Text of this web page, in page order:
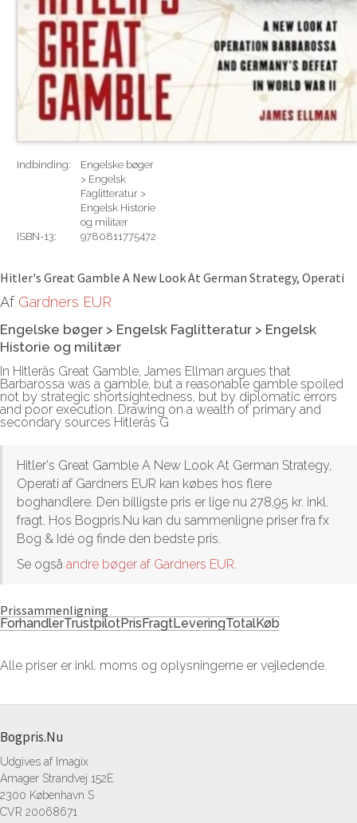
Indbinding:
Engelske bøger
> Engelsk
Faglitteratur >
Engelsk Historie
og militær
ISBN-13:
9780811775472
Hitler's Great Gamble A New Look At German Strategy, Operati
Af Gardners EUR
Engelske bøger > Engelsk Faglitteratur > Engelsk
Historie og militær
In Hitlerâs Great Gamble, James Ellman argues that
Barbarossa was a gamble, but a reasonable gamble spoiled
not by strategic shortsightedness, but by diplomatic errors
and poor execution. Drawing on a wealth of primary and
secondary sources Hitlerâs G
Hitler's Great Gamble A New Look At German Strategy,
Operati af Gardners EUR kan købes hos flere
boghandlere. Den billigste pris er lige nu 278,95 kr. inkl.
fragt. Hos Bogpris.Nu kan du sammenligne priser fra fx
Bog & Idé og finde den bedste pris.
Se også andre bøger af Gardners EUR.
Prissammenligning
ForhandlerTrustpilotPrisFragtLeveringTotalKøb
Alle priser er inkl. moms og oplysningerne er vejledende.
Bogpris.Nu
Udgives af Imagix
Amager Strandvej 152E
2300 København S
CVR 20068671